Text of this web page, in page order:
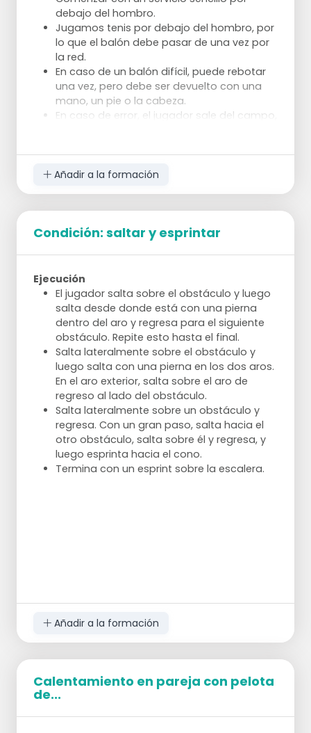
Coloca tu pierna izquierda ligeramente
girada hacia adelante hacia el lado
izquierdo.
Flexiona tu rodilla derecha.
Regresa a la posición básica.
Coloca tu pierna izquierda hacia atrás,
flexiona tu rodilla derecha.
Regresa a la posición básica.
Haz un recorrido alrededor del campo.
Trota en los lados largos.
debajo del hombro.
Jugamos tenis por debajo del hombro, por
lo que el balón debe pasar de una vez por
la red.
En caso de un balón difícil, puede rebotar
una vez, pero debe ser devuelto con una
mano, un pie o la cabeza.
En caso de error, el jugador sale del campo,
Añadir a la formación
Condición: saltar y esprintar
Ejecución
El jugador salta sobre el obstáculo y luego
salta desde donde está con una pierna
dentro del aro y regresa para el siguiente
obstáculo. Repite esto hasta el final.
Salta lateralmente sobre el obstáculo y
luego salta con una pierna en los dos aros.
En el aro exterior, salta sobre el aro de
regreso al lado del obstáculo.
Salta lateralmente sobre un obstáculo y
regresa. Con un gran paso, salta hacia el
otro obstáculo, salta sobre él y regresa, y
luego esprinta hacia el cono.
Termina con un esprint sobre la escalera.
Añadir a la formación
Calentamiento en pareja con pelota
de...